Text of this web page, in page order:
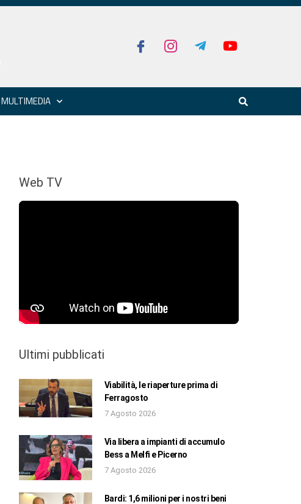
MULTIMEDIA
Web TV
Ultimi pubblicati
Viabilità, le riaperture prima di
Ferragosto
7 Agosto 2026
Via libera a impianti di accumulo
Bess a Melfi e Picerno
7 Agosto 2026
Bardi: 1,6 milioni per i nostri beni